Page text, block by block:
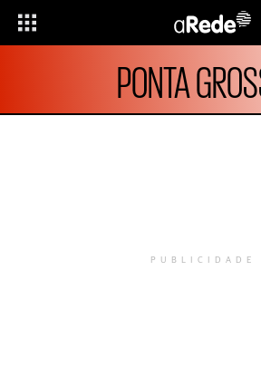
PONTA
PUBLICIDADE